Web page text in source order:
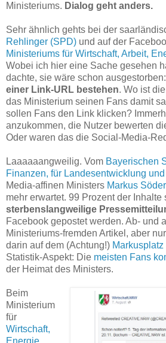
Ministeriums. Dialog geht anders.
Sehr ähnlich gehts bei der
Rehlinger (SPD) und auf der
Ministeriums für Wirtschaft, Arbeit,
Wobei ich hier eine Sache gesehen
dachte, sie wäre schon ausgestorben:
einer Link-URL bestehen. Wo ist
das Ministerium seinen Fans damit
sollen Fans den Link klicken?
anzukommen, die Nutzer bewerten
Oder waren das die Social-Media-
Laaaaaangweilig. Vom Bayerischen
Finanzen, für Landesentwicklung
Media-affinen Ministers Markus
mehr erwartet. 99 Prozent der Inhalte
sterbenslangweilige
Facebook gepostet werden. Ab- und
Ministeriums-fremden Artikel, aber
darin auf dem (Achtung!) Markusplatz
Statistik-Aspekt: Die meisten Fans
der Heimat des Ministers.
Beim
Ministerium
für
Wirtschaft,